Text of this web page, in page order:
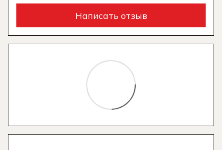
Написать отзыв